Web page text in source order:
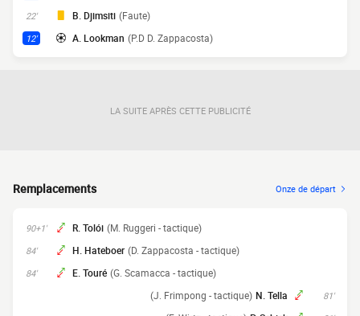
22' B. Djimsiti (Faute)
12' A. Lookman (P.D D. Zappacosta)
LA SUITE APRÈS CETTE PUBLICITÉ
Remplacements Onze de départ
90+1' R. Tolói (M. Ruggeri - tactique)
84' H. Hateboer (D. Zappacosta - tactique)
84' E. Touré (G. Scamacca - tactique)
81'
N. Tella
(J. Frimpong - tactique)